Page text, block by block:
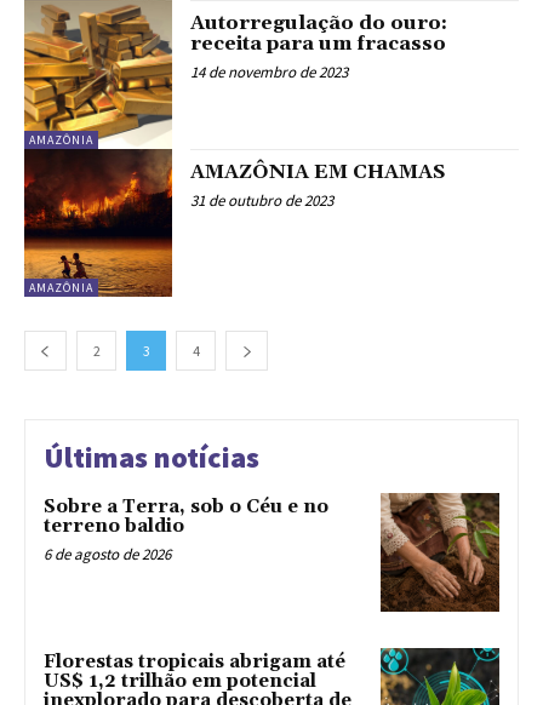
AMAZÔNIA
Autorregulação do ouro:
receita para um fracasso
14 de novembro de 2023
AMAZÔNIA
AMAZÔNIA EM CHAMAS
31 de outubro de 2023
2 3 4
Últimas notícias
Sobre a Terra, sob o Céu e no
terreno baldio
6 de agosto de 2026
Florestas tropicais abrigam até
US$ 1,2 trilhão em potencial